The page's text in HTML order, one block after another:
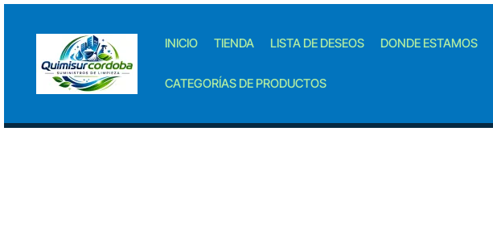
content
INICIO TIENDA LISTA DE DESEOS DONDE ESTAMOS
CATEGORÍAS DE PRODUCTOS